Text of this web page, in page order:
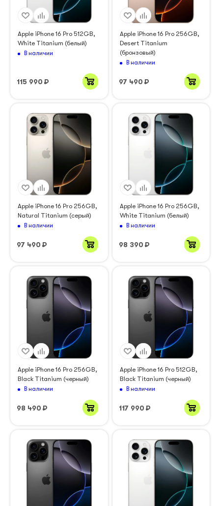
Apple iPhone 16 Pro 512GB,
White Titanium (белый)
В наличии
115 990 ₽
Apple iPhone 16 Pro 256GB,
Desert Titanium
(бронзовый)
В наличии
97 490 ₽
Apple iPhone 16 Pro 256GB,
Natural Titanium (серый)
В наличии
97 490 ₽
Apple iPhone 16 Pro 256GB,
White Titanium (белый)
В наличии
98 390 ₽
Apple iPhone 16 Pro 256GB,
Black Titanium (черный)
В наличии
98 490 ₽
Apple iPhone 16 Pro 512GB,
Black Titanium (черный)
В наличии
117 990 ₽